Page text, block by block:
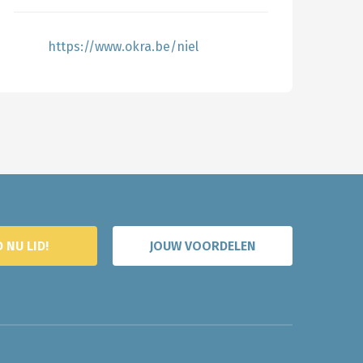
https://www.okra.be/niel
NU LID! JOUW VOORDELEN